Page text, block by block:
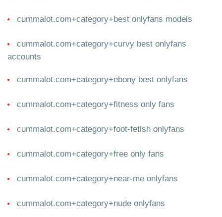
cummalot.com+category+best onlyfans models
cummalot.com+category+curvy best onlyfans
accounts
cummalot.com+category+ebony best onlyfans
cummalot.com+category+fitness only fans
cummalot.com+category+foot-fetish onlyfans
cummalot.com+category+free only fans
cummalot.com+category+near-me onlyfans
cummalot.com+category+nude onlyfans